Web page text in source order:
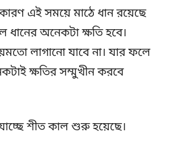
এই সময়ে মাঠে ধান রয়েছে
অনেকটা ক্ষতি হবে।
লাগানো যাবে না। যার ফলে
ক্ষতির সম্মুখীন করবে
শীত কাল শুরু হয়েছে।